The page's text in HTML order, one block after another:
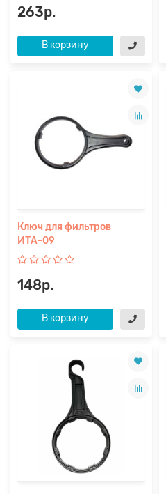
263р.
В корзину
Ключ для фильтров
ИТА-09
148р.
В корзину